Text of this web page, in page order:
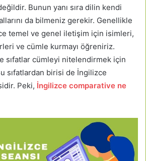
Bunun yanı sıra dilin kendi
da bilmeniz gerekir. Genellikle
temel ve genel iletişim için isimleri,
ve cümle kurmayı öğreniriz.
sıfatlar cümleyi nitelendirmek için
sıfatlardan birisi de İngilizce
Peki, İngilizce comparative ne